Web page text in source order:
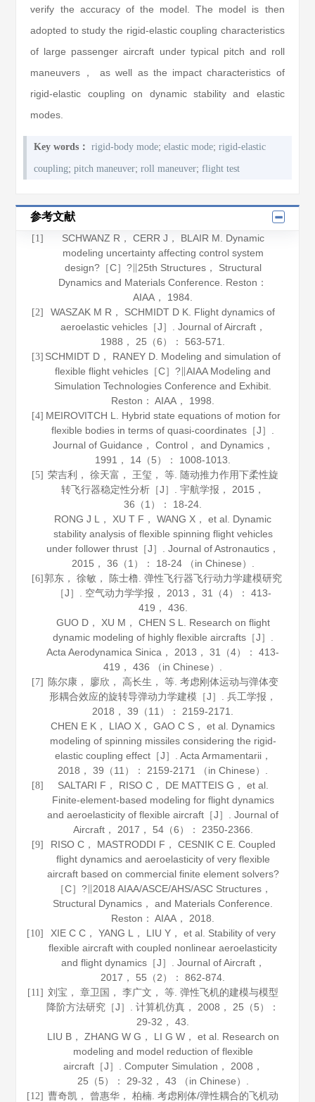
verify the accuracy of the model. The model is then
adopted to study the rigid-elastic coupling characteristics
of large passenger aircraft under typical pitch and roll
maneuvers， as well as the impact characteristics of
rigid-elastic coupling on dynamic stability and elastic
modes.
Key words： rigid-body mode;elastic mode;rigid-elastic
coupling;pitch maneuver;roll maneuver;flight test
参考文献
[1]
SCHWANZ R， CERR J， BLAIR M. Dynamic
modeling uncertainty affecting control system
design?［C］?∥25th Structures， Structural
Dynamics and Materials Conference. Reston：
AIAA， 1984
[2]
WASZAK M R， SCHMIDT D K. Flight dynamics of
aeroelastic vehicles［J］. Journal of Aircraft，
1988 ， 25 （6）： 563-571.
[3] SCHMIDT D， RANEY D. Modeling and simulation of
flexible flight vehicles［C］?∥AIAA Modeling and
Simulation Technologies Conference and Exhibit.
Reston： AIAA， 1998
[4] MEIROVITCH L. Hybrid state equations of motion for
flexible bodies in terms of quasi-coordinates［J］.
Journal of Guidance， Control， and Dynamics，
1991 ， 14 （5）： 1008-1013.
[5] 荣吉利， 徐天富， 王玺， 等. 随动推力作用下柔性旋
转飞行器稳定性分析［J］.宇航学报 ， 2015 ，
36 （1）： 18-24.
RONG J L， XU T F， WANG X， et al. Dynamic
stability analysis of flexible spinning flight vehicles
under follower thrust［J］.Journal of Astronautics ，
2015 ， 36 （1）： 18-24 （in Chinese）.
[6] 郭东， 徐敏， 陈士橹. 弹性飞行器飞行动力学建模研究
［J］. 空气动力学学报 ， 2013 ， 31
（4）： 413-
419， 436.
GUO D， XU M， CHEN S L. Research on flight
dynamic modeling of highly flexible aircrafts［J］.
Acta Aerodynamica Sinica ， 2013 ，31
（4）： 413-
419， 436 （in Chinese）.
[7]
陈尔康， 廖欣， 高长生， 等. 考虑刚体运动与弹体变
形耦合效应的旋转导弹动力学建模［J］.兵工学报 ，
2018 ，39 （11）： 2159-2171.
CHEN E K， LIAO X， GAO C S， et al. Dynamics
modeling of spinning missiles considering the rigid-
elastic coupling effect［J］. Acta Armamentarii，
2018 ，39 （11）： 2159-2171 （in Chinese）.
[8]
SALTARI F， RISO C， DE MATTEIS G， et al.
Finite-element-based modeling for flight dynamics
and aeroelasticity of flexible aircraft［J］.Journal of
Aircraft， 2017 ， 54（6）： 2350-2366.
[9]
RISO C， MASTRODDI F， CESNIK C E. Coupled
flight dynamics and aeroelasticity of very flexible
aircraft based on commercial finite element solvers?
［C］?∥2018 AIAA/ASCE/AHS/ASC Structures，
Structural Dynamics， and Materials Conference.
Reston： AIAA， 2018
[10]
XIE C C， YANG L， LIU Y， et al. Stability of very
flexible aircraft with coupled nonlinear aeroelasticity
and flight dynamics［J］. Journal of Aircraft，
2017 ， 55 （2）： 862-874.
[11] 刘宝， 章卫国， 李广文， 等. 弹性飞机的建模与模型
降阶方法研究［J］.计算机仿真 ， 2008 ， 25 （5）：
29-32， 43.
LIU B， ZHANG W G， LI G W， et al. Research on
modeling and model reduction of flexible
aircraft［J］. Computer Simulation ， 2008 ，
25 （5）： 29-32， 43 （in Chinese）.
[12] 曹奇凯， 曾惠华， 柏楠. 考虑刚体/弹性耦合的飞机动